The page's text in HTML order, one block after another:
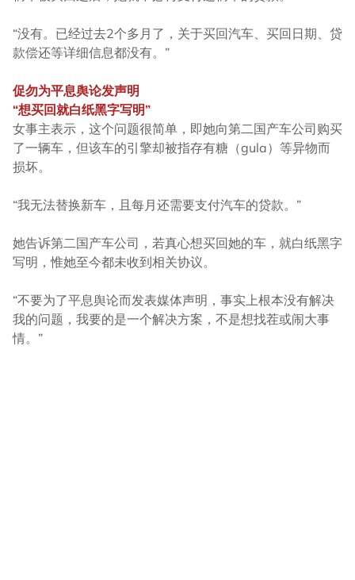
“没有。已经过去2个多月了，关于买回汽车、买回日期、贷
款偿还等详细信息都没有。”
促勿为平息舆论发声明
“想买回就白纸黑字写明”
女事主表示，这个问题很简单，即她向第二国产车公司购买
了一辆车，但该车的引擎却被指存有糖（gula）等异物而
损坏。
“我无法替换新车，且每月还需要支付汽车的贷款。”
她告诉第二国产车公司，若真心想买回她的车，就白纸黑字
写明，惟她至今都未收到相关协议。
“不要为了平息舆论而发表媒体声明，事实上根本没有解决
我的问题，我要的是一个解决方案，不是想找茬或闹大事
情。”